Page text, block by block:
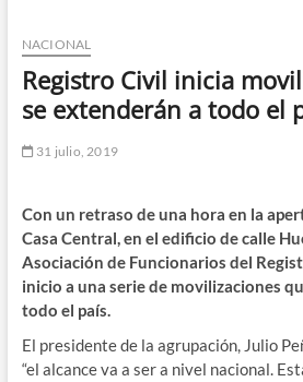
NACIONAL
Registro Civil inicia
se extenderán a todo el
31 julio, 2019
Con un retraso de una hora en la
Casa Central, en el edificio de calle
Asociación de Funcionarios del
inicio a una serie de movilizaciones
todo el país.
El presidente de la agrupación, Julio
“el alcance va a ser a nivel nacional.